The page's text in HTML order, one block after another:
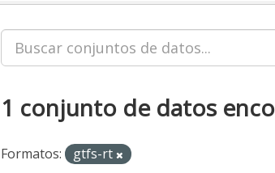
1 conjunto de datos
Formatos: gtfs-rt